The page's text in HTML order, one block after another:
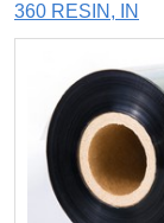
360 RESIN, IN